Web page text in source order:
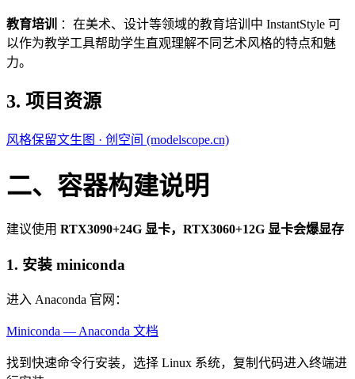
教育培训
：在美术、设计等领域的教育培训中 InstantStyle 可
以作为教学工具帮助学生直观理解不同艺术风格的特点和魅
力。
3. 项目资源
风格保留文生图 · 创空间 (modelscope.cn)
二、容器构建说明
建议使用 RTX3090+24G 显卡，RTX3060+12G 显卡会爆显存
1. 安装 miniconda
进入 Anaconda 官网：
Miniconda — Anaconda 文档
找到快速命令行安装，选择 Linux 系统，复制代码进入终端进